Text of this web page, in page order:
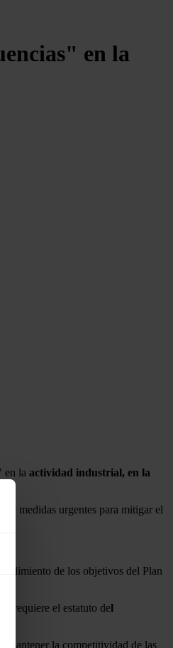
en la
en la actividad industrial, en la
de medidas urgentes para mitigar el
de los objetivos del Plan
requiere el estatuto del
mantener la competitividad de las